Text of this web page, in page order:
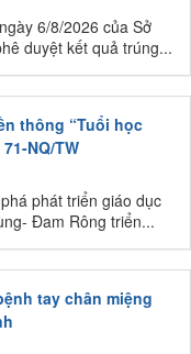
6/8/2026 của Sở
duyệt kết quả trúng...
thông “Tuổi học
NQ/TW
phát triển giáo dục
Đam Rông triển...
tay chân miệng